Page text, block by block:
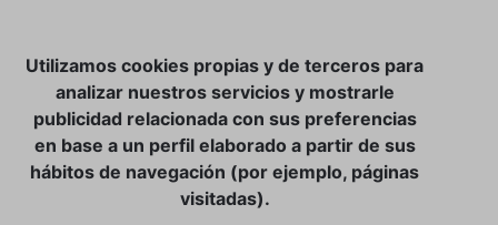
CATÁLOGO
CONTACTO
Utilizamos cookies propias y de terceros para
analizar nuestros servicios y mostrarle
publicidad relacionada con sus preferencias
en base a un perfil elaborado a partir de sus
hábitos de navegación (por ejemplo, páginas
visitadas).